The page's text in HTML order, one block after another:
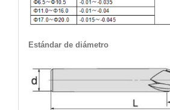
Estándar de diámetro